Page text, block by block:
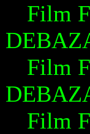
Film
Film
Film